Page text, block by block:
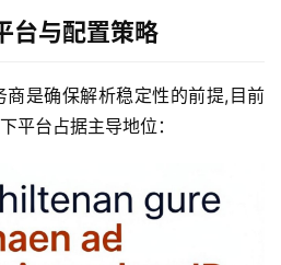
台与配置策略
是确保解析稳定性的前提,目前
平台占据主导地位：